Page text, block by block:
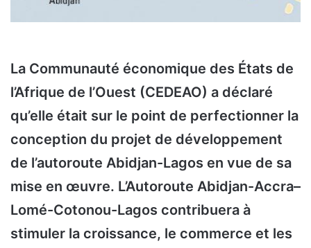
La Communauté économique des États de
l’Afrique de l’Ouest (CEDEAO) a déclaré
qu’elle était sur le point de perfectionner la
conception du projet de développement
de l’autoroute Abidjan-Lagos en vue de sa
mise en œuvre. L’Autoroute Abidjan-Accra–
Lomé-Cotonou-Lagos contribuera à
stimuler la croissance, le commerce et les